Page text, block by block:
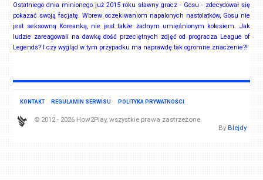
Ostatniego dnia minionego już 2015 roku sławny gracz - Gosu - zdecydował się
pokazać swoją facjatę. Wbrew oczekiwaniom napalonych nastolatków, Gosu nie
jest seksowną Koreanką, nie jest także żadnym umięśnionym kolesiem. Jak
ludzie zareagowali na dawkę dość przeciętnych zdjęć od progracza League of
Legends? I czy wygląd w tym przypadku ma naprawdę tak ogromne znaczenie?!
KONTAKT REGULAMIN SERWISU POLITYKA PRYWATNOŚCI
© 2012 - 2026 How2Play, wszystkie prawa zastrzeżone.
By Blejdy